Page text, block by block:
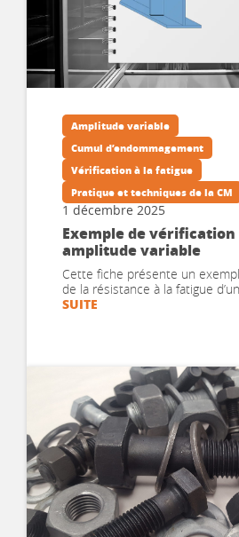
Amplitude variable
Cumul d’endommagement
Vérification à la fatigue
Pratique et techniques de la CM
1 décembre 2025
Exemple de
amplitude variable
Cette fiche présente un
de la résistance à la fatigue
SUITE